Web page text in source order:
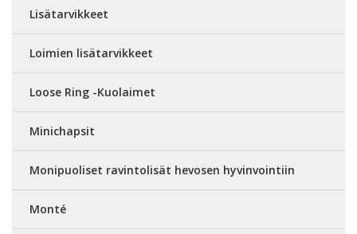
Lisätarvikkeet
Loimien lisätarvikkeet
Loose Ring -Kuolaimet
Minichapsit
Monipuoliset ravintolisät hevosen hyvinvointiin
Monté